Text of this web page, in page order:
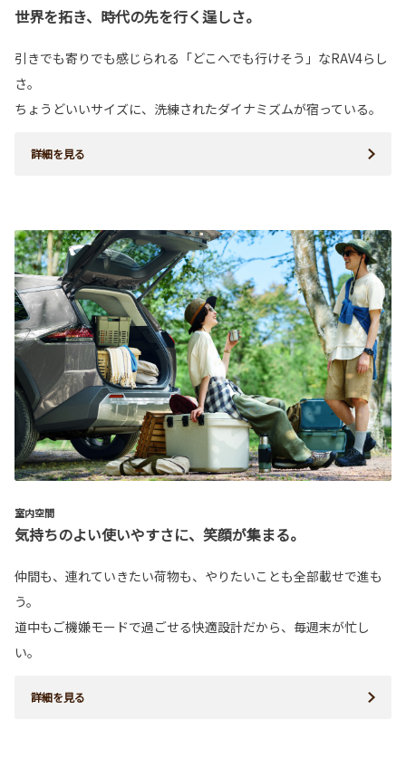
世界を拓き、時代の先を行く逞しさ。
引きでも寄りでも感じられる「どこへでも行けそう」なRAV4らし
さ。
ちょうどいいサイズに、洗練されたダイナミズムが宿っている。
詳細を見る
室内空間
気持ちのよい使いやすさに、笑顔が集まる。
仲間も、連れていきたい荷物も、やりたいことも全部載せで進も
う。
道中もご機嫌モードで過ごせる快適設計だから、毎週末が忙し
い。
詳細を見る